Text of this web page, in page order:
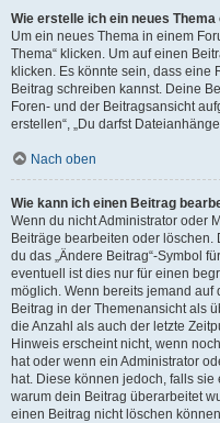
Wie erstelle ich ein neues
Um ein neues Thema in einem
Thema“ klicken. Um auf einen
klicken. Es könnte sein, dass eine
Beitrag schreiben kannst. Deine
Foren- und der Beitragsansicht
erstellen“, „Du darfst
Nach oben
Wie kann ich einen Beitrag
Wenn du nicht Administrator oder
Beiträge bearbeiten oder
du das „Ändere Beitrag“-Symbol
eventuell ist dies nur für einen
möglich. Wenn bereits jemand
Beitrag in der Themenansicht als
die Anzahl als auch der letzte
Hinweis erscheint nicht, wenn
hat oder wenn ein Administrator
hat. Diese können jedoch, falls
warum dein Beitrag überarbeitet
einen Beitrag nicht löschen